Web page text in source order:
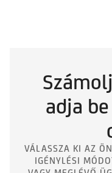
adja
VÁLASSZA KI AZ
IGÉNYLÉSI